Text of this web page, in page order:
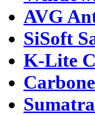
AVG
SiSoft
K-Lite